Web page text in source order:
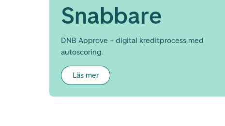
Snabbare
DNB Approve – digital kreditprocess med
autoscoring.
Läs mer